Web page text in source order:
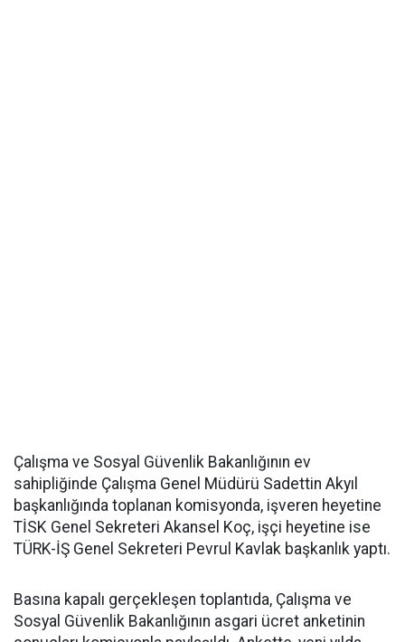
Çalışma ve Sosyal Güvenlik Bakanlığının ev
sahipliğinde Çalışma Genel Müdürü Sadettin Akyıl
başkanlığında toplanan komisyonda, işveren heyetine
TİSK Genel Sekreteri Akansel Koç, işçi heyetine ise
TÜRK-İŞ Genel Sekreteri Pevrul Kavlak başkanlık yaptı.
Basına kapalı gerçekleşen toplantıda, Çalışma ve
Sosyal Güvenlik Bakanlığının asgari ücret anketinin